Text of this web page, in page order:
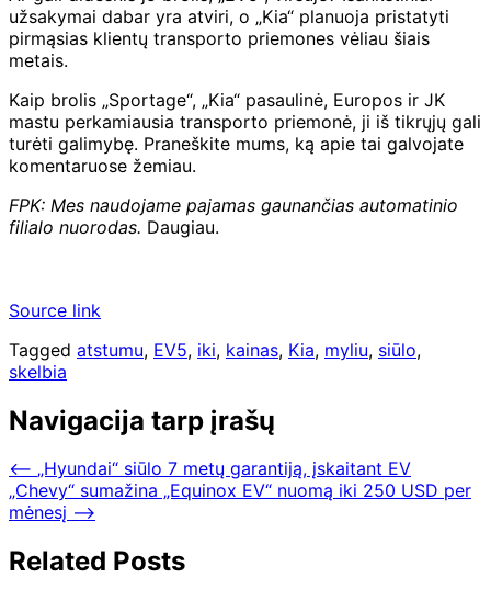
užsakymai dabar yra atviri, o „Kia“ planuoja pristatyti
pirmąsias klientų transporto priemones vėliau šiais
metais.
Kaip brolis „Sportage“, „Kia“ pasaulinė, Europos ir JK
mastu perkamiausia transporto priemonė, ji iš tikrųjų gali
turėti galimybę. Praneškite mums, ką apie tai galvojate
komentaruose žemiau.
FPK: Mes naudojame pajamas gaunančias automatinio
filialo nuorodas. Daugiau.
Source link
Tagged atstumu, EV5, iki, kainas, Kia, myliu, siūlo,
skelbia
Navigacija tarp įrašų
⟵ „Hyundai“ siūlo 7 metų garantiją, įskaitant EV
„Chevy“ sumažina „Equinox EV“ nuomą iki 250 USD per
mėnesį ⟶
Related Posts